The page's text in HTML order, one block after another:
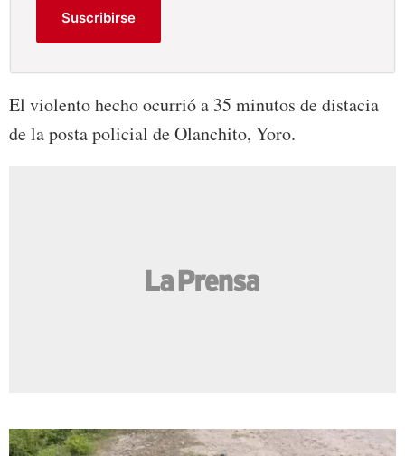
Suscribirse
El violento hecho ocurrió a 35 minutos de distacia
de la posta policial de Olanchito, Yoro.